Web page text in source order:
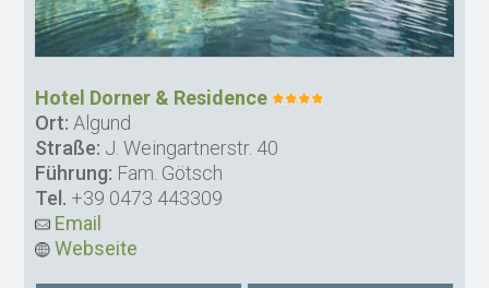
Hotel Dorner & Residence
Ort: Algund
Straße: J. Weingartnerstr. 40
Führung: Fam. Götsch
Tel. +39 0473 443309
Email
Webseite